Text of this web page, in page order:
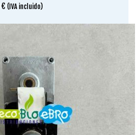
€ (IVA incluido)